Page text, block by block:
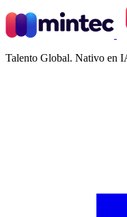
Talento Global. Nativo en